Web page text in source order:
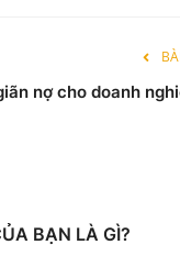
nợ cho doanh
BẠN LÀ GÌ?